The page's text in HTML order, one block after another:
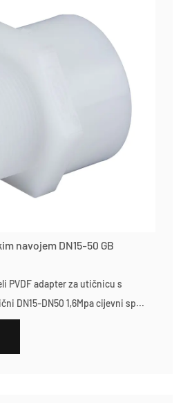
navojem DN15-50 GB
PVDF adapter za utičnicu s
DN15-DN50 1,6Mpa cijevni sp...